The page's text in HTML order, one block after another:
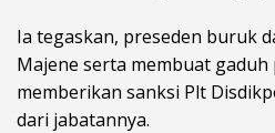
Ia tegaskan, preseden buruk
Majene serta membuat
memberikan sanksi Plt
dari jabatannya.